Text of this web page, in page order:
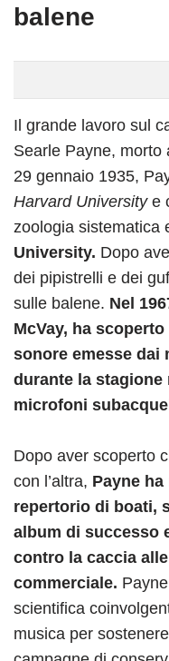
balene
Il grande lavoro sul
Searle Payne, morto
29 gennaio 1935,
Harvard Universitye
zoologia sistematica
University. Dopo
dei pipistrelli e dei
sulle balene. Nel
McVay, ha
sonore emesse dai
durante la
microfoni
Dopo aver scoperto
con l’altra, Payne
repertorio di boati,
album di successo
contro la caccia
commerciale.
scientifica
musica per